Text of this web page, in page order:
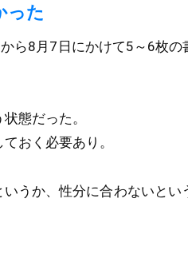
った
ら8月7日にかけて5～6枚の
態だった。
おく必要あり。
うか、性分に合わないとい